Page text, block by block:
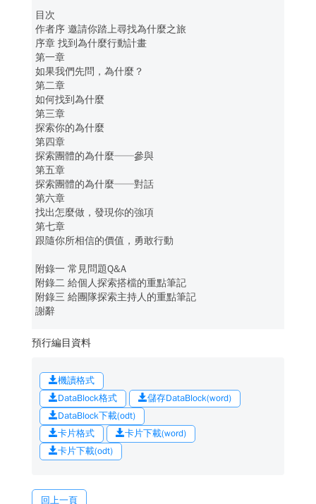
目次
作者序 邀請你踏上尋找為什麼之旅
序章 找到為什麼行動計畫
第一章
如果我們先問，為什麼？
第二章
如何找到為什麼
第三章
探索你的為什麼
第四章
探索團體的為什麼──參與
第五章
探索團體的為什麼──對話
第六章
找出怎麼做，發現你的強項
第七章
跟隨你所相信的價值，勇敢行動
附錄一 常見問題Q&A
附錄二 給個人探索搭檔的重點筆記
附錄三 給團隊探索主持人的重點筆記
謝辭
預行編目資料
機讀格式
DataBlock格式
儲存DataBlock(word)
DataBlock下載(odt)
卡片格式
卡片下載(word)
卡片下載(odt)
回上一頁